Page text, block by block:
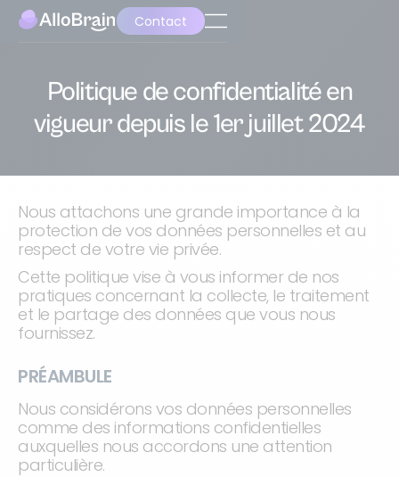
Contact
Politique de confidentialité en
vigueur depuis le 1er juillet 2024
Nous attachons une grande importance à la
protection de vos données personnelles et au
respect de votre vie privée.
Cette politique vise à vous informer de nos
pratiques concernant la collecte, le traitement
et le partage des données que vous nous
fournissez.
PRÉAMBULE
Nous considérons vos données personnelles
comme des informations confidentielles
auxquelles nous accordons une attention
particulière.